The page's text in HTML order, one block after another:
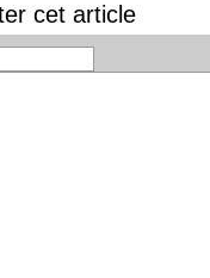
cet article